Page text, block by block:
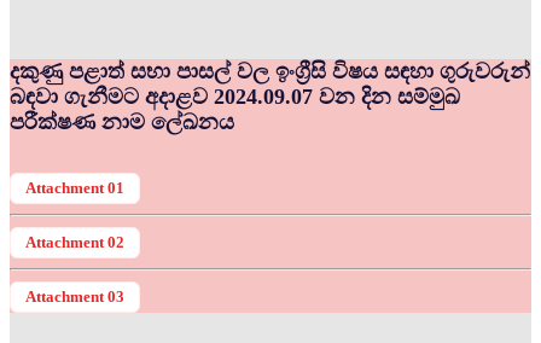
දකුණු පළාත් සභා පාසල් වල ඉංග්‍රීසි විෂය සඳහා ගුරුවරුන්
බඳවා ගැනීමට අදාළව 2024.09.07 වන දින සම්මුඛ
පරීක්ෂණ නාම ලේඛනය
Attachment 01
Attachment 02
Attachment 03